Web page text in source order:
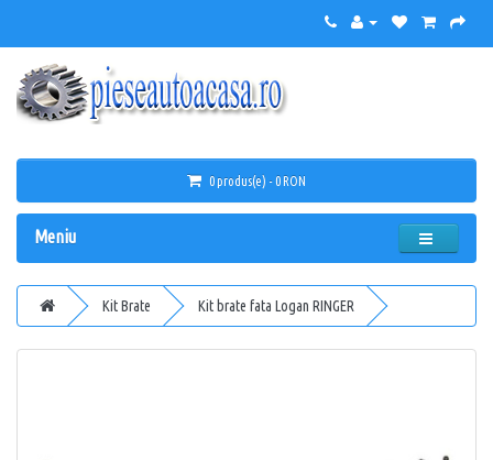
0 produs(e) - 0 RON
Meniu
Kit Brate Kit brate fata Logan RINGER